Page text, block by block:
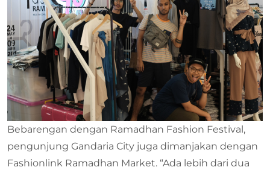
Bebarengan dengan Ramadhan Fashion Festival,
pengunjung Gandaria City juga dimanjakan dengan
Fashionlink Ramadhan Market. “Ada lebih dari dua